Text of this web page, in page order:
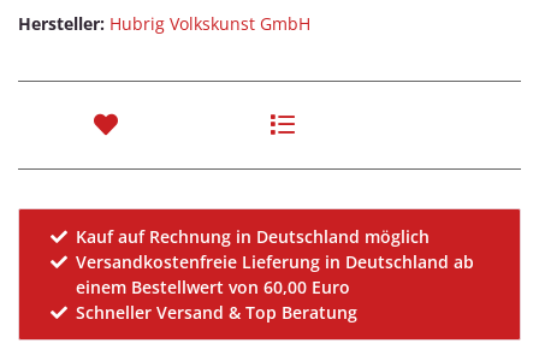
Hersteller: Hubrig Volkskunst GmbH
Kauf auf Rechnung in Deutschland möglich
Versandkostenfreie Lieferung in Deutschland ab
einem Bestellwert von 60,00 Euro
Schneller Versand & Top Beratung